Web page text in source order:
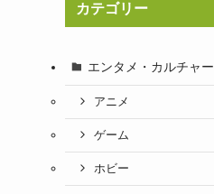
カテゴリー
エンタメ・カルチャー
アニメ
ゲーム
ホビー